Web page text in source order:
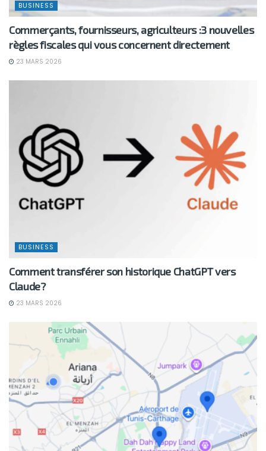
BUSINESS
Commerçants, fournisseurs, agriculteurs :3 nouvelles
règles fiscales qui vous concernent directement
23 MARS 2026
BUSINESS
Comment transférer son historique ChatGPT vers
Claude?
23 MARS 2026